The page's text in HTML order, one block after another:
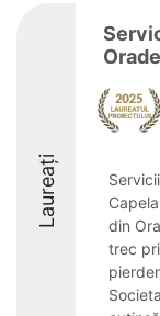
Laureați
din
trec